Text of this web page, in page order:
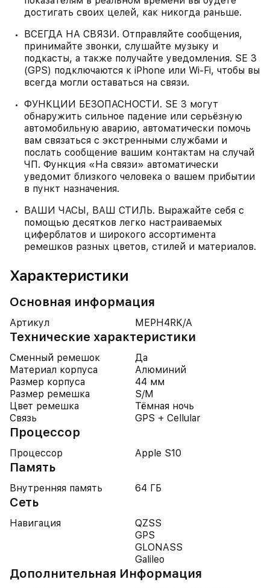
достигать своих целей, как никогда раньше.
ВСЕГДА НА СВЯЗИ. Отправляйте сообщения,
принимайте звонки, слушайте музыку и
подкасты, а также получайте уведомления. SE 3
(GPS) подключаются к iPhone или Wi‑Fi, чтобы вы
всегда могли оставаться на связи.
ФУНКЦИИ БЕЗОПАСНОСТИ. SE 3 могут
обнаружить сильное падение или серьёзную
автомобильную аварию, автоматически помочь
вам связаться с экстренными службами и
послать сообщение вашим контактам на случай
ЧП. Функция «На связи» автоматически
уведомит близкого человека о вашем прибытии
в пункт назначения.
ВАШИ ЧАСЫ, ВАШ СТИЛЬ. Выражайте себя с
помощью десятков легко настраиваемых
циферблатов и широкого ассортимента
ремешков разных цветов, стилей и материалов.
Характеристики
Основная информация
Артикул MEPH4RK/A
Технические характеристики
Сменный ремешок
Да
Материал корпуса
Алюминий
Размер корпуса
44 мм
Размер ремешка
S/M
Цвет ремешка
Тёмная ночь
Связь
GPS + Cellular
Процессор
Процессор Apple S10
Память
Внутренняя память 64 ГБ
Сеть
Навигация
QZSS
GPS
GLONASS
Galileo
Дополнительная Информация